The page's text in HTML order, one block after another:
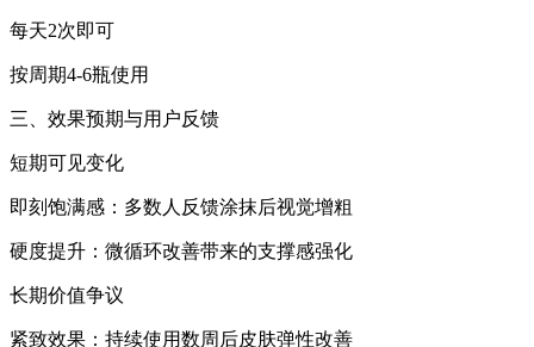
每天2次即可
按周期4-6瓶使用
三、效果预期与用户反馈
‌短期可见变化‌
即刻饱满感：多数人反馈涂抹后视觉增粗
硬度提升：微循环改善带来的支撑感强化
‌长期价值争议‌
紧致效果：持续使用数周后皮肤弹性改善